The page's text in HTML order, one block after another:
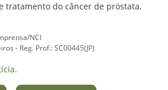
tratamento do câncer de próstata.
NCI
- Reg. Prof.: SC00445(JP)